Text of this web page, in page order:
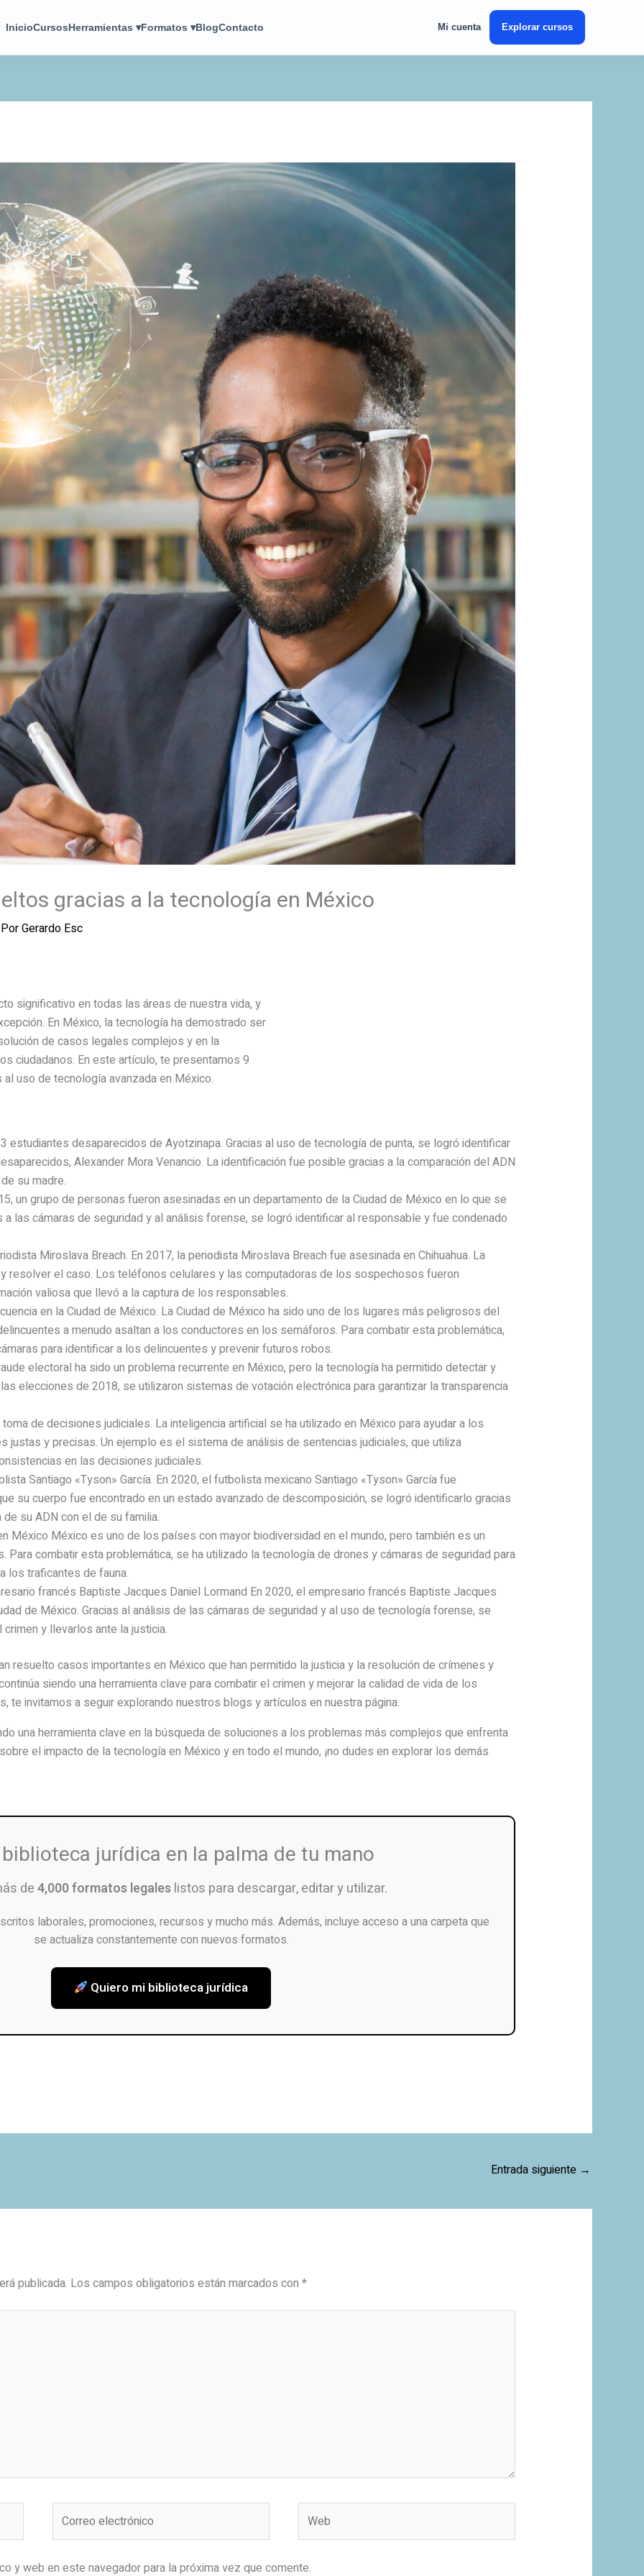
InicioCursosHerramientas ▾Formatos ▾BlogContacto Mi cuenta Explorar cursos
gracias a la tecnología en México
Gerardo Esc
significativo en todas las áreas de nuestra vida, y
En México, la tecnología ha demostrado ser
de casos legales complejos y en la
ciudadanos. En este artículo, te presentamos 9
uso de tecnología avanzada en México.
desaparecidos de Ayotzinapa. Gracias al uso de tecnología de punta, se logró identificar
Alexander Mora Venancio. La identificación fue posible gracias a la comparación del ADN
su madre.
un grupo de personas fueron asesinadas en un departamento de la Ciudad de México en lo que se
a las cámaras de seguridad y al análisis forense, se logró identificar al responsable y fue condenado
Miroslava Breach. En 2017, la periodista Miroslava Breach fue asesinada en Chihuahua. La
resolver el caso. Los teléfonos celulares y las computadoras de los sospechosos fueron
valiosa que llevó a la captura de los responsables.
en la Ciudad de México. La Ciudad de México ha sido uno de los lugares más peligrosos del
a menudo asaltan a los conductores en los semáforos. Para combatir esta problemática,
para identificar a los delincuentes y prevenir futuros robos.
electoral ha sido un problema recurrente en México, pero la tecnología ha permitido detectar y
elecciones de 2018, se utilizaron sistemas de votación electrónica para garantizar la transparencia
de decisiones judiciales. La inteligencia artificial se ha utilizado en México para ayudar a los
justas y precisas. Un ejemplo es el sistema de análisis de sentencias judiciales, que utiliza
en las decisiones judiciales.
Santiago «Tyson» García. En 2020, el futbolista mexicano Santiago «Tyson» García fue
su cuerpo fue encontrado en un estado avanzado de descomposición, se logró identificarlo gracias
su ADN con el de su familia.
México México es uno de los países con mayor biodiversidad en el mundo, pero también es un
combatir esta problemática, se ha utilizado la tecnología de drones y cámaras de seguridad para
los traficantes de fauna.
francés Baptiste Jacques Daniel Lormand En 2020, el empresario francés Baptiste Jacques
de México. Gracias al análisis de las cámaras de seguridad y al uso de tecnología forense, se
y llevarlos ante la justicia.
resuelto casos importantes en México que han permitido la justicia y la resolución de crímenes y
siendo una herramienta clave para combatir el crimen y mejorar la calidad de vida de los
te invitamos a seguir explorando nuestros blogs y artículos en nuestra página.
una herramienta clave en la búsqueda de soluciones a los problemas más complejos que enfrenta
el impacto de la tecnología en México y en todo el mundo, ¡no dudes en explorar los demás
jurídica en la palma de tu mano
de4,000 formatos legales listos para descargar, editar y utilizar.
laborales, promociones, recursos y mucho más. Además, incluye acceso a una carpeta que
se actualiza constantemente con nuevos formatos.
Quiero mi biblioteca jurídica
Entrada siguiente →
publicada. Los campos obligatorios están marcados con *
electrónico
y web en este navegador para la próxima vez que comente.